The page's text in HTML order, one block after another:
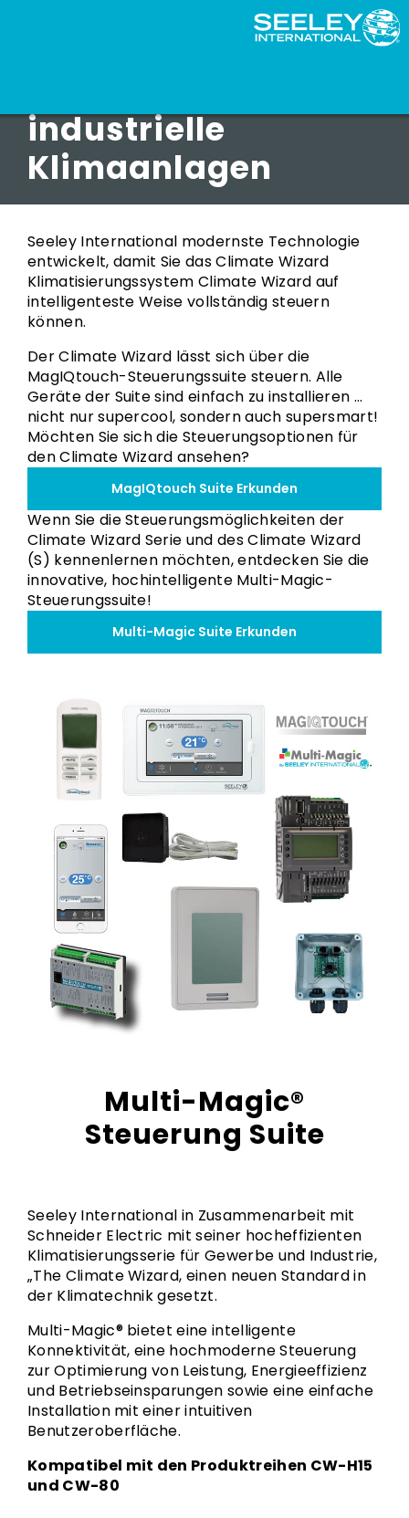
industrielle
Klimaanlagen
Seeley International modernste Technologie
entwickelt, damit Sie das Climate Wizard
Klimatisierungssystem Climate Wizard auf
intelligenteste Weise vollständig steuern
können.
Der Climate Wizard lässt sich über die
MagIQtouch-Steuerungssuite steuern. Alle
Geräte der Suite sind einfach zu installieren …
nicht nur supercool, sondern auch supersmart!
Möchten Sie sich die Steuerungsoptionen für
den Climate Wizard ansehen?
MagIQtouch Suite Erkunden
Wenn Sie die Steuerungsmöglichkeiten der
Climate Wizard Serie und des Climate Wizard
(S) kennenlernen möchten, entdecken Sie die
innovative, hochintelligente Multi-Magic-
Steuerungssuite!
Multi-Magic Suite Erkunden
Multi-Magic®
Steuerung Suite
Seeley International in Zusammenarbeit mit
Schneider Electric mit seiner hocheffizienten
Klimatisierungsserie für Gewerbe und Industrie,
„The Climate Wizard, einen neuen Standard in
der Klimatechnik gesetzt.
Multi-Magic® bietet eine intelligente
Konnektivität, eine hochmoderne Steuerung
zur Optimierung von Leistung, Energieeffizienz
und Betriebseinsparungen sowie eine einfache
Installation mit einer intuitiven
Benutzeroberfläche.
Kompatibel mit den Produktreihen CW-H15
und CW-80